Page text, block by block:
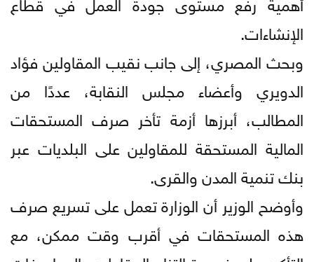
الإنشاءات.
وبحث المصري، إلى جانب نقيب المقاولين فؤاد
الدويري وأعضاء مجلس النقابة، عددًا من
المطالب، أبرزها أزمة تأخر صرف المستحقات
المالية المستحقة للمقاولين على البلديات عبر
بنك تنمية المدن والقرى.
وأوضح الوزير أن الوزارة تعمل على تسريع صرف
هذه المستحقات في أقرب وقت ممكن، مع